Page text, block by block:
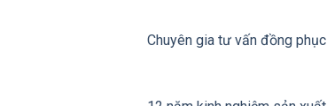
Chuyên gia tư vấn đồng phục